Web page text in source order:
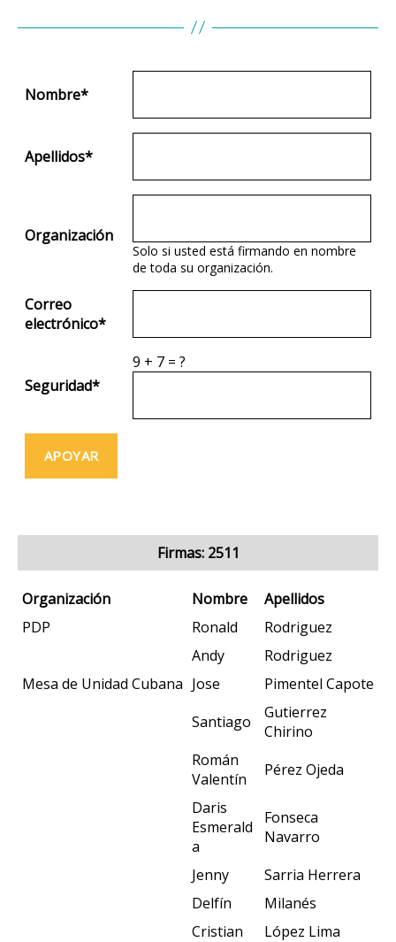
Nombre*
Apellidos*
Organización
Solo si usted está firmando en nombre
de toda su organización.
Correo
electrónico*
Seguridad*
9 + 7 = ?
Firmas: 2511
Organización Nombre
Apellidos
PDP
Ronald
Rodriguez
Andy
Rodriguez
Mesa de Unidad Cubana Jose
Pimentel Capote
Santiago
Gutierrez
Chirino
Román
Valentín
Pérez Ojeda
Daris
Esmerald
a
Fonseca
Navarro
Jenny
Sarria Herrera
Delfín
Milanés
Cristian
López Lima